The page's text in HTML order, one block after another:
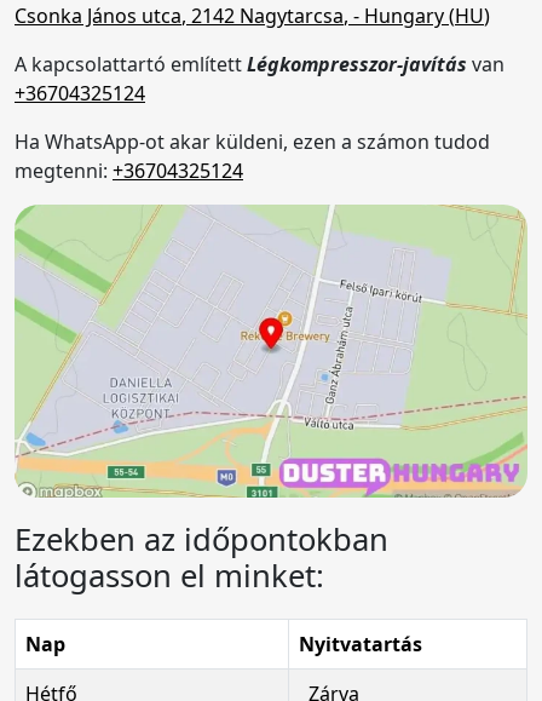
Csonka János utca, 2142 Nagytarcsa, - Hungary (HU)
A kapcsolattartó említettLégkompresszor-javítás van
+36704325124
Ha WhatsApp-ot akar küldeni, ezen a számon tudod
megtenni: +36704325124
Ezekben az időpontokban
látogasson el minket:
Nap
Nyitvatartás
Hétfő
Zárva